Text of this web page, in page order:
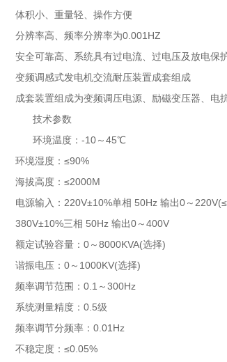
体积小、重量轻、操作方便
分辨率高、频率分辨率为0.001HZ
安全可靠高、系统具有过电流、过电压及放电保
变频调感式发电机交流耐压装置成套组成
成套装置组成为变频调压电源、励磁变压器、电
技术参数
环境温度：-10～45℃
环境湿度：≤90%
海拔高度：≤2000M
电源输入：220V±10%单相 50Hz 输出0～
380V±10%三相 50Hz 输出0～400V
额定试验容量：0～8000KVA(选择)
谐振电压：0～1000KV(选择)
频率调节范围：0.1～300Hz
系统测量精度：0.5级
频率调节分频率：0.01Hz
不稳定度：≤0.05%